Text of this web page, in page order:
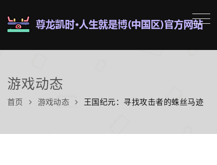
游戏动态
首页 游戏动态 王国纪元：寻找攻击者的蛛丝马迹